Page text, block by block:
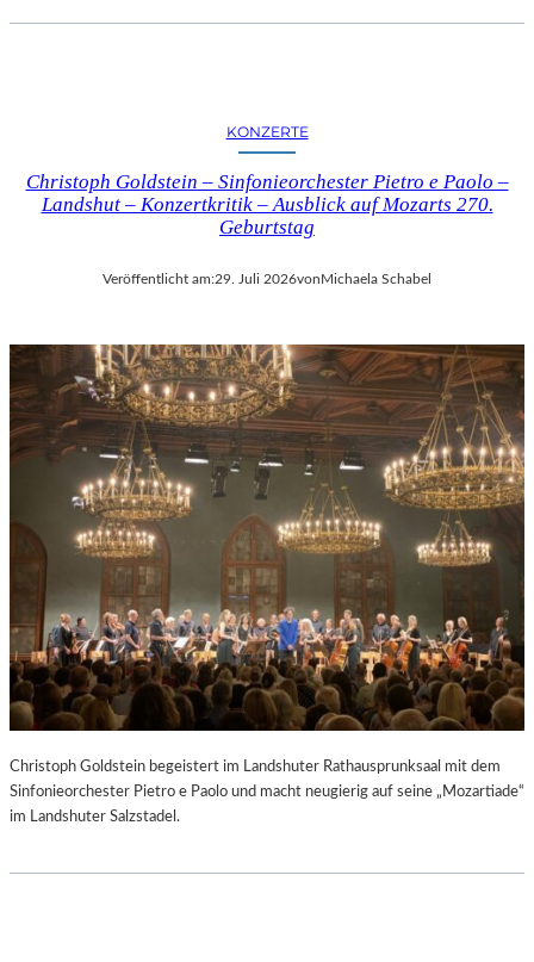
KONZERTE
Christoph Goldstein – Sinfonieorchester Pietro e Paolo –
Landshut – Konzertkritik – Ausblick auf Mozarts 270.
Geburtstag
Veröffentlicht am:29. Juli 2026von Michaela Schabel
Christoph Goldstein begeistert im Landshuter Rathausprunksaal mit dem
Sinfonieorchester Pietro e Paolo und macht neugierig auf seine „Mozartiade“
im Landshuter Salzstadel.